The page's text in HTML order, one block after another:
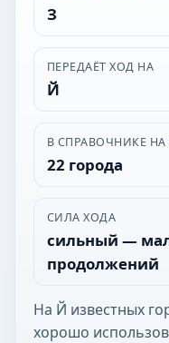
З
ПЕРЕДАЁТ ХОД НА
Й
В СПРАВОЧНИКЕ НА
22 города
СИЛА ХОДА
сильный —
продолжений
На Й известных
хорошо